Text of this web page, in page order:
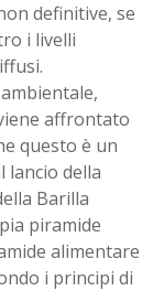
definitive, se
i livelli
affrontato
questo è un
lancio della
Barilla
piramide
alimentare
i principi di